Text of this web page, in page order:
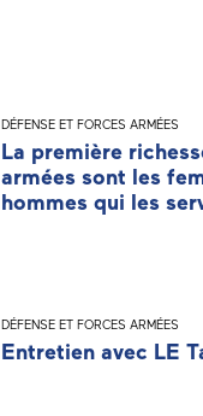
DÉFENSE ET FORCES ARMÉES
La première
armées sont les
hommes qui les
DÉFENSE ET FORCES ARMÉES
Entretien avec LE